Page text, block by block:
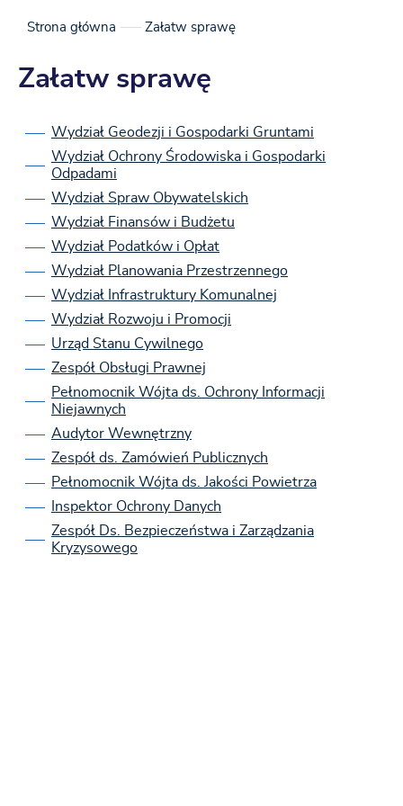
Strona główna Załatw sprawę
Załatw sprawę
Wydział Geodezji i Gospodarki Gruntami
Wydział Ochrony Środowiska i Gospodarki
Odpadami
Wydział Spraw Obywatelskich
Wydział Finansów i Budżetu
Wydział Podatków i Opłat
Wydział Planowania Przestrzennego
Wydział Infrastruktury Komunalnej
Wydział Rozwoju i Promocji
Urząd Stanu Cywilnego
Zespół Obsługi Prawnej
Pełnomocnik Wójta ds. Ochrony Informacji
Niejawnych
Audytor Wewnętrzny
Zespół ds. Zamówień Publicznych
Pełnomocnik Wójta ds. Jakości Powietrza
Inspektor Ochrony Danych
Zespół Ds. Bezpieczeństwa i Zarządzania
Kryzysowego